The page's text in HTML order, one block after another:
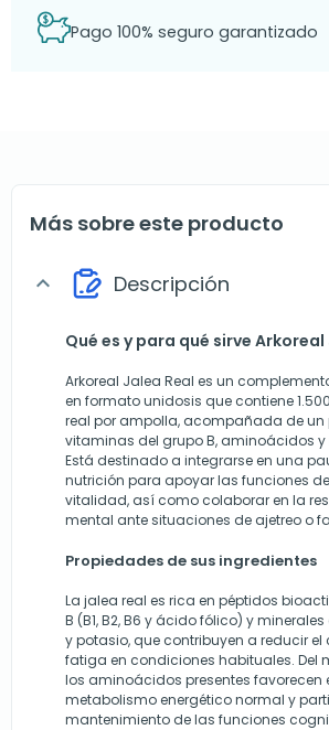
Pago 100% seguro garantizado
Más sobre este producto
expand_more Descripción
Qué es y para qué sirve Arkoreal
Arkoreal Jalea Real es un
en formato unidosis que contiene
real por ampolla, acompañada de un
vitaminas del grupo B, aminoácidos y
Está destinado a integrarse en una
nutrición para apoyar las funciones
vitalidad, así como colaborar en la
mental ante situaciones de ajetreo o
Propiedades de sus ingredientes
La jalea real es rica en péptidos
B (B1, B2, B6 y ácido fólico) y
y potasio, que contribuyen a reducir
fatiga en condiciones habituales. Del
los aminoácidos presentes favorecen
metabolismo energético normal y
mantenimiento de las funciones